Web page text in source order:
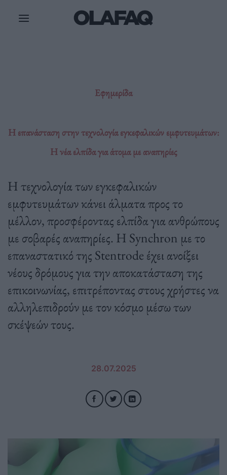
Εφημερίδα
Η επανάσταση στην τεχνολογία εγκεφαλικών εμφυτευμάτων:
Η νέα ελπίδα για άτομα με αναπηρίες
Η τεχνολογία των εγκεφαλικών
εμφυτευμάτων κάνει άλματα προς το
μέλλον, προσφέροντας ελπίδα για ανθρώπους
με σοβαρές αναπηρίες. Η Synchron με το
επαναστατικό της Stentrode έχει ανοίξει
νέους δρόμους για την αποκατάσταση της
επικοινωνίας, επιτρέποντας στους χρήστες να
αλληλεπιδρούν με τον κόσμο μέσω των
σκέψεών τους.
28.07.2025